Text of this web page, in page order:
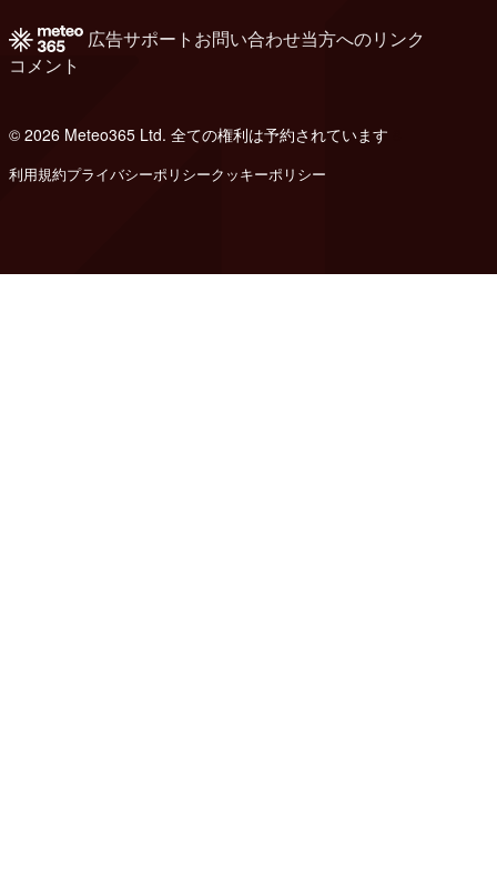
広告サポート お問い合わせ当方へのリンク
コメント
© 2026 Meteo365 Ltd. 全ての権利は予約されています
利用規約プライバシーポリシークッキーポリシー